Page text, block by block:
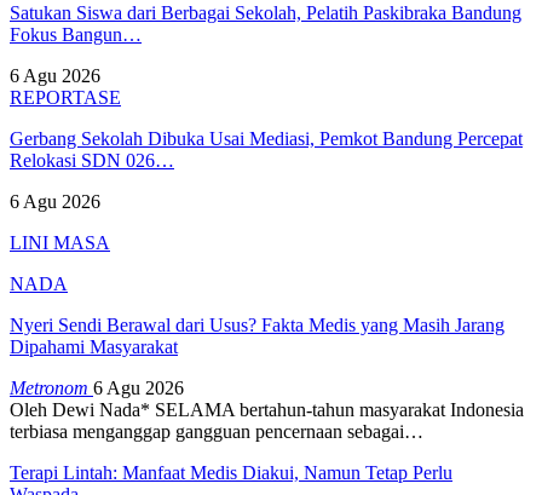
Satukan Siswa dari Berbagai Sekolah, Pelatih Paskibraka Bandung
Fokus Bangun…
6 Agu 2026
REPORTASE
Gerbang Sekolah Dibuka Usai Mediasi, Pemkot Bandung Percepat
Relokasi SDN 026…
6 Agu 2026
LINI MASA
NADA
Nyeri Sendi Berawal dari Usus? Fakta Medis yang Masih Jarang
Dipahami Masyarakat
Metronom 6 Agu 2026
Oleh Dewi Nada* SELAMA bertahun-tahun masyarakat Indonesia
terbiasa menganggap gangguan pencernaan sebagai…
Terapi Lintah: Manfaat Medis Diakui, Namun Tetap Perlu